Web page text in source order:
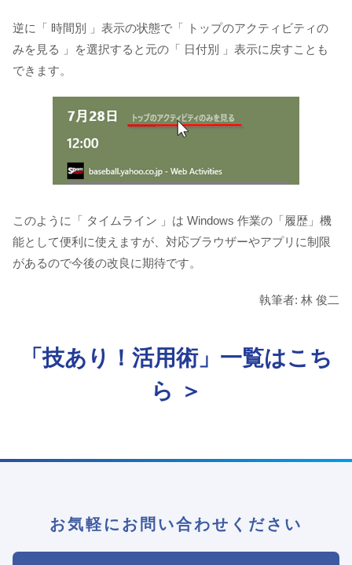
逆に「 時間別 」表示の状態で「 トップのアクティビティの
みを見る 」を選択すると元の「 日付別 」表示に戻すことも
できます。
このように「 タイムライン 」は Windows 作業の「履歴」機
能として便利に使えますが、対応ブラウザーやアプリに制限
があるので今後の改良に期待です。
執筆者: 林 俊二
「技あり！活用術」一覧はこち
ら ＞
お気軽にお問い合わせください